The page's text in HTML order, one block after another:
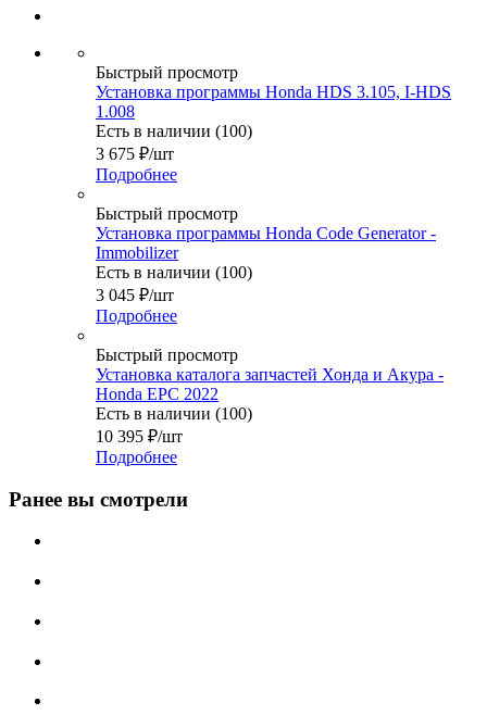
Быстрый просмотр
Установка программы Honda HDS 3.105, I-HDS
1.008
Есть в наличии (100)
3 675 ₽/шт
Подробнее
Быстрый просмотр
Установка программы Honda Code Generator -
Immobilizer
Есть в наличии (100)
3 045 ₽/шт
Подробнее
Быстрый просмотр
Установка каталога запчастей Хонда и Акура -
Honda EPC 2022
Есть в наличии (100)
10 395 ₽/шт
Подробнее
Ранее вы смотрели